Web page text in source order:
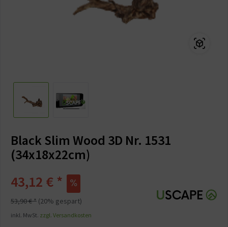
Black Slim Wood 3D Nr. 1531
(34x18x22cm)
43,12 € *
53,90 € * (20% gespart)
inkl. MwSt. zzgl. Versandkosten